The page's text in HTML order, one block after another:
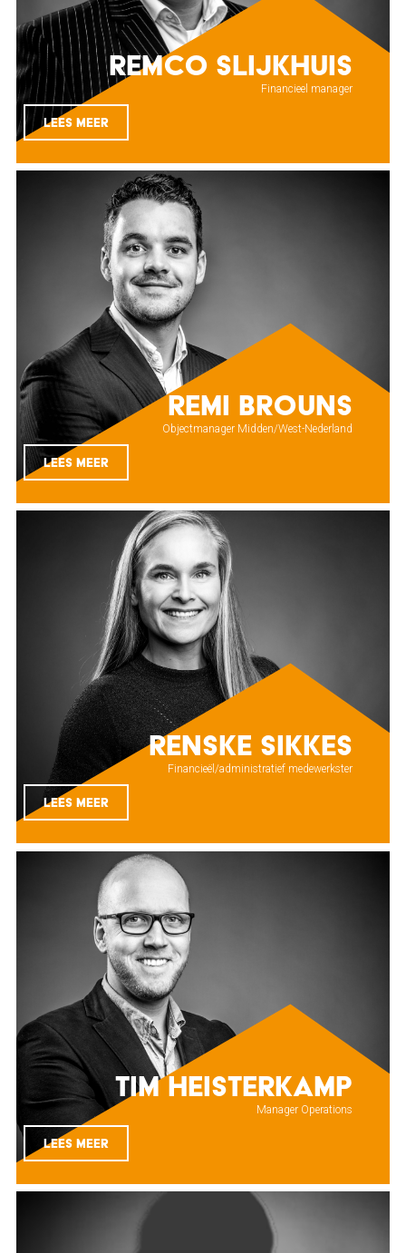
Remco Slijkhuis
Financieel manager
LEES MEER
Remi Brouns
Objectmanager Midden/West-Nederland
LEES MEER
Renske Sikkes
Financieël/administratief medewerkster
LEES MEER
Tim Heisterkamp
Manager Operations
LEES MEER